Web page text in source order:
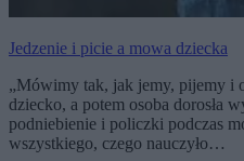
Jedzenie i picie a mowa dziecka
„Mówimy tak, jak jemy, pijemy i
dziecko, a potem osoba dorosła
podniebienie i policzki podczas
wszystkiego, czego nauczyło…